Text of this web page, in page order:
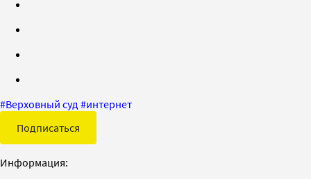
#Верховный суд #интернет
Подписаться
Информация: